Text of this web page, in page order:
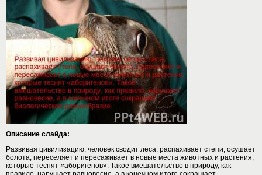
Описание слайда:
Развивая цивилизацию, человек сводит леса, распахивает степи, осушает
болота, переселяет и пересаживает в новые места животных и растения,
которые теснят «аборигенов». Такое вмешательство в природу, как